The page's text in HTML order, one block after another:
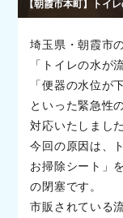
【朝霞市本町】トイ
埼玉県・朝霞市
「トイレの水が
「便器の水位が
といった緊急性
対応いたしました
今回の原因は、
お掃除シート」
の閉塞です。
市販されている